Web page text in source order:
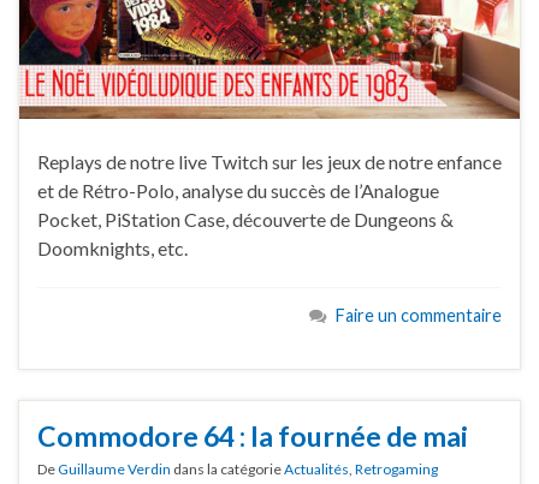
Replays de notre live Twitch sur les jeux de notre enfance
et de Rétro-Polo, analyse du succès de l’Analogue
Pocket, PiStation Case, découverte de Dungeons &
Doomknights, etc.
Faire un commentaire
Commodore 64 : la fournée de mai
DeGuillaume Verdin dans la catégorieActualités, Retrogaming